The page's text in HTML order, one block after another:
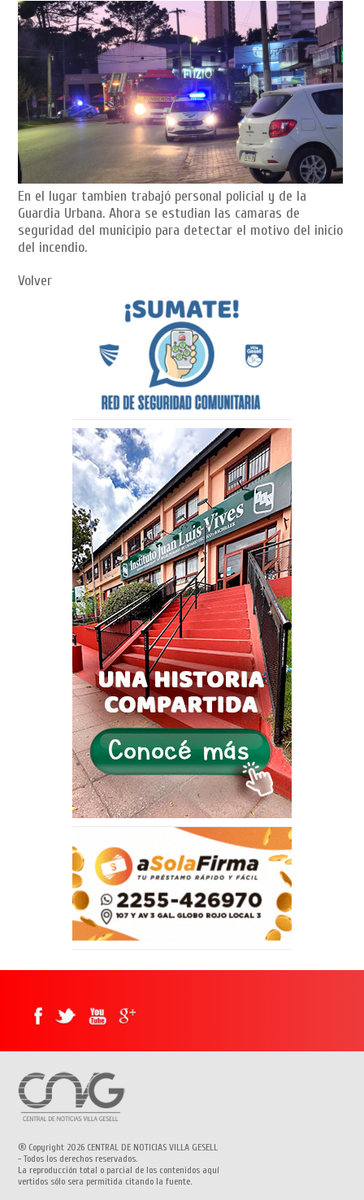
En el lugar tambien trabajó personal policial y de la
Guardia Urbana. Ahora se estudian las camaras de
seguridad del municipio para detectar el motivo del inicio
del incendio.
Volver
® Copyright 2026 CENTRAL DE NOTICIAS VILLA GESELL
- Todos los derechos reservados.
La reproducción total o parcial de los contenidos aquí
vertidos sólo sera permitida citando la fuente.